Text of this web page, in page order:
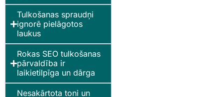
Tulkošanas spraudņi
ignorē pielāgotos
laukus
Rokas SEO tulkošanas
pārvaldība ir
laikietilpīga un dārga
Nesakārtota toni un